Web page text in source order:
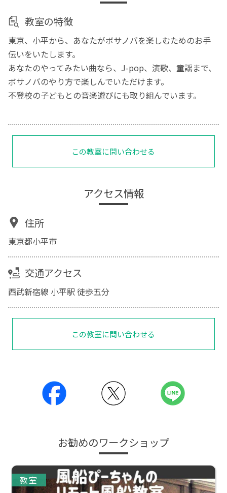
教室の特徴
東京、小平から、あなたがボサノバを楽しむためのお手
伝いをいたします。
あなたのやってみたい曲なら、J-pop、演歌、童謡まで、
ボサノバのやり方で楽しんでいただけます。
不登校の子どもとの音楽遊びにも取り組んでいます。
この教室に問い合わせる
アクセス情報
住所
東京都小平市
交通アクセス
西武新宿線 小平駅 徒歩五分
この教室に問い合わせる
お勧めのワークショップ
教室